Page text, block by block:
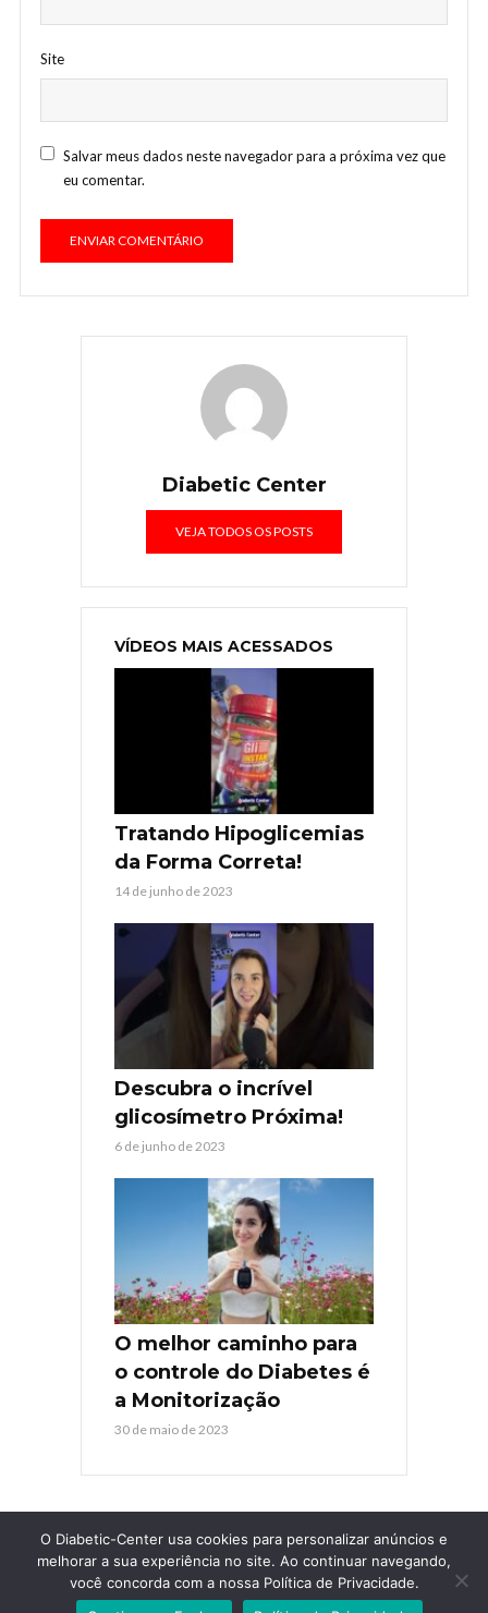
Site
Salvar meus dados neste navegador para a próxima vez que
eu comentar.
Diabetic Center
VEJA TODOS OS POSTS
VÍDEOS MAIS ACESSADOS
Tratando Hipoglicemias
da Forma Correta!
14 de junho de 2023
Descubra o incrível
glicosímetro Próxima!
6 de junho de 2023
O melhor caminho para
o controle do Diabetes é
a Monitorização
30 de maio de 2023
COPYRIGHT © 2026. TODOS OS DIREITOS RESERVADOSDIABETIC-
O Diabetic-Center usa cookies para personalizar anúncios e
melhorar a sua experiência no site. Ao continuar navegando,
você concorda com a nossa Política de Privacidade.